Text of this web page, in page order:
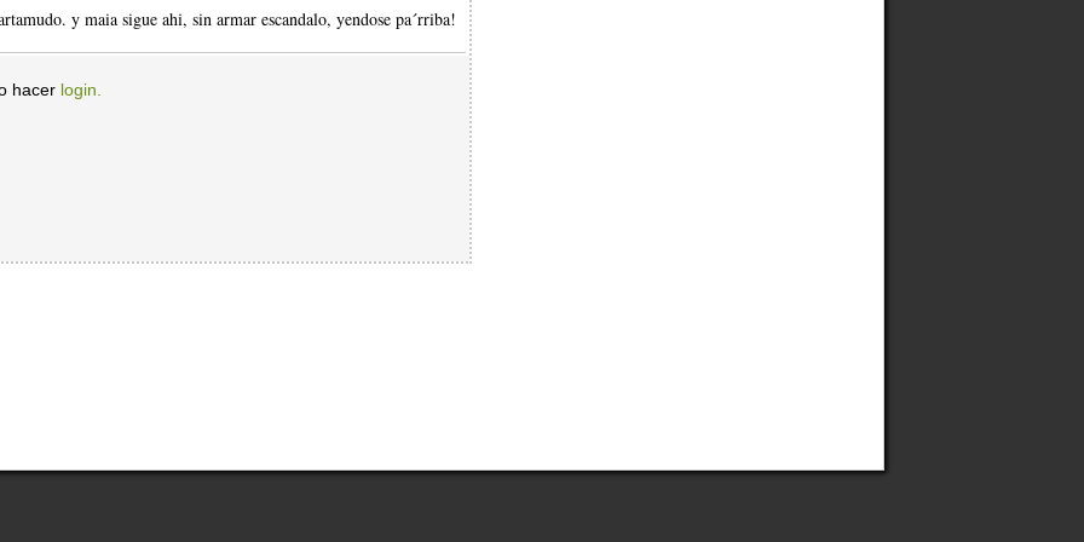
y maia sigue ahi, sin armar escandalo, yendose pa´rriba!
hacer login.